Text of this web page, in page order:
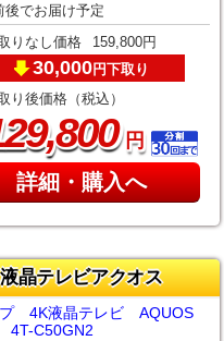
後でお届け予定
りなし価格 159,800円
30,000円下取り
り後価格（税込）
,800円
詳細・購入へ
晶テレビアクオス
プ 4K液晶テレビ AQUOS
C50GN2